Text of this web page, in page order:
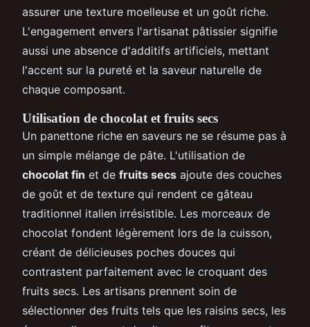
assurer une texture moelleuse et un goût riche.
L'engagement envers l'artisanat pâtissier signifie
aussi une absence d'additifs artificiels, mettant
l'accent sur la pureté et la saveur naturelle de
chaque composant.
Utilisation de chocolat et fruits secs
Un panettone riche en saveurs ne se résume pas à
un simple mélange de pâte. L'utilisation de
chocolat fin et de fruits secs ajoute des couches
de goût et de texture qui rendent ce gâteau
traditionnel italien irrésistible. Les morceaux de
chocolat fondent légèrement lors de la cuisson,
créant de délicieuses poches douces qui
contrastent parfaitement avec le croquant des
fruits secs. Les artisans prennent soin de
sélectionner des fruits tels que les raisins secs, les